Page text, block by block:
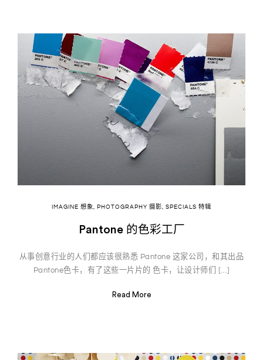
IMAGINE 想象 PHOTOGRAPHY 摄影 SPECIALS 特辑
Pantone 的色彩工厂
从事创意行业的人们都应该很熟悉 Pantone 这家公司，和其出品
Pantone色卡，有了这些一片片的 色卡，让设计师们 […]
Read More